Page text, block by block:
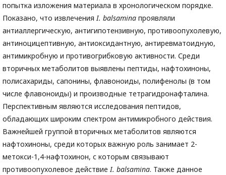
попытка изложения материала в хронологическом порядке.
Показано, что извлеченияI. balsamina проявляли
антиаллергическую, антигипотензивную, противоопухолевую,
антиноцицептивную, антиоксидантную, антиревматоидную,
антимикробную и противогрибковую активности. Среди
вторичных метаболитов выявлены пептиды, нафтохиноны,
полисахариды, сапонины, флавоноиды, полифенолы (в том
числе флавоноиды) и производные тетрагидронафталина.
Перспективным являются исследования пептидов,
обладающих широким спектром антимикробного действия.
Важнейшей группой вторичных метаболитов являются
нафтохиноны, среди которых важную роль занимает 2-
метокси-1,4-нафтохинон, с которым связывают
противоопухолевое действиеI. balsamina. Также данное